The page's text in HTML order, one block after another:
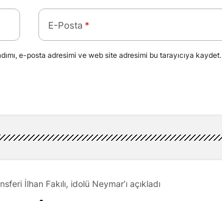
E-Posta *
e-posta adresimi ve web site adresimi bu tarayıcıya kaydet.
İlhan Fakılı, idolü Neymar’ı açıkladı